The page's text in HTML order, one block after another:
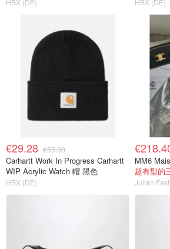
HBX (DE) HBX (DE)
€29.28 €55.00
Carhartt Work In Progress Carhartt
WIP Acrylic Watch 帽 黑色
HBX (DE)
超有型的
Julian